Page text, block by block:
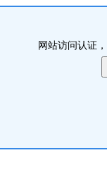
网站访问认证